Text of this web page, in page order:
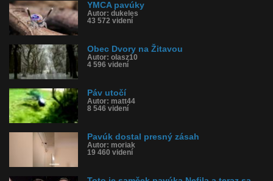
YMCA pavúky
Autor: dukeles
43 572 videní
Obec Dvory na Žitavou
Autor: olasz10
4 596 videní
Páv utočí
Autor: matt44
8 546 videní
Pavúk dostal presný zásah
Autor: moriak
19 460 videní